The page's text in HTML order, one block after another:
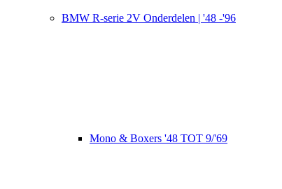
BMW R-serie 2V Onderdelen | '48 -'96
Mono & Boxers '48 TOT 9/'69